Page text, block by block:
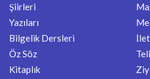
Şiirleri
Yazıları
Bilgelik Dersleri
Öz Söz
Kitaplık